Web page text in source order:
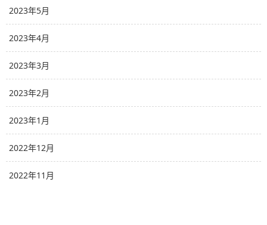
2023年5月
2023年4月
2023年3月
2023年2月
2023年1月
2022年12月
2022年11月